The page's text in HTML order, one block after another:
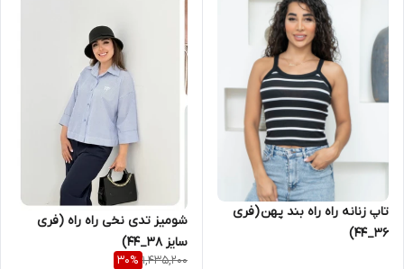
تاپ زنانه راه راه بند پهن (فری
36_44)
شومیز تدی نخی راه راه (فری
سایز 38_44)
1,435,200
30%